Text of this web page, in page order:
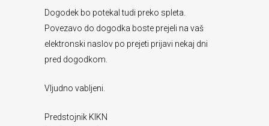
Dogodek bo potekal tudi preko spleta.
Povezavo do dogodka boste prejeli na vaš
elektronski naslov po prejeti prijavi nekaj dni
pred dogodkom.
Vljudno vabljeni.
Predstojnik KIKN